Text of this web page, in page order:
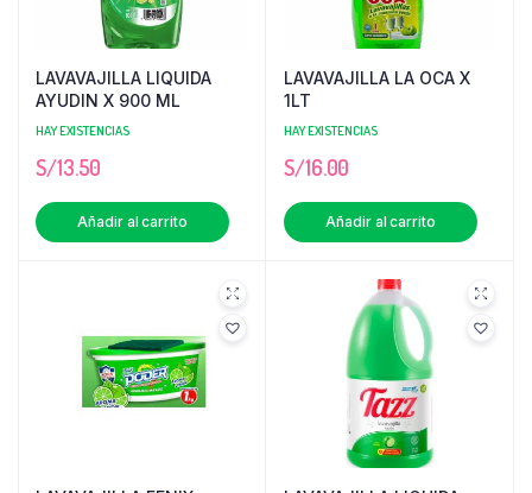
LAVAVAJILLA LIQUIDA
AYUDIN X 900 ML
HAY EXISTENCIAS
S/13.50
Añadir al carrito
LAVAVAJILLA LA OCA X
1LT
HAY EXISTENCIAS
S/16.00
Añadir al carrito